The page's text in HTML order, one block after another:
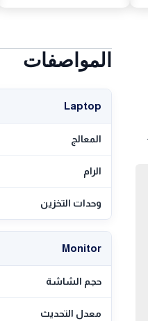
المواصفات
Laptop
المعالج
الرام
وحدات التخزين
Monitor
حجم الشاشة
معدل التحديث